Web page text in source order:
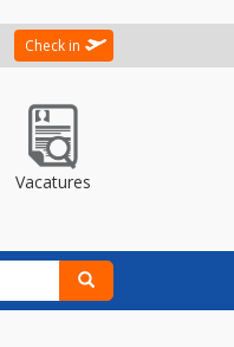
Check in
Vacatures